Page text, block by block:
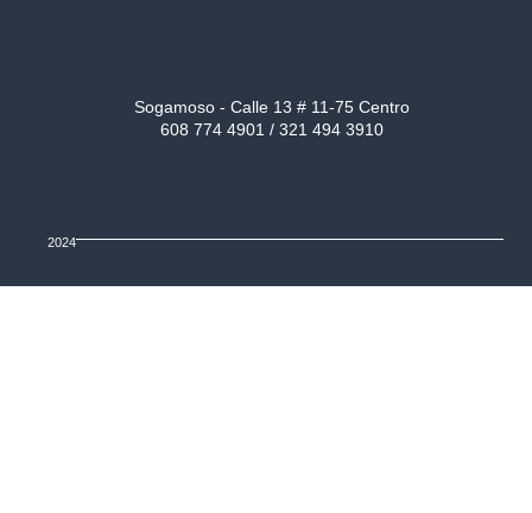
Sogamoso - Calle 13 # 11-75 Centro
608 774 4901 / 321 494 3910
2024